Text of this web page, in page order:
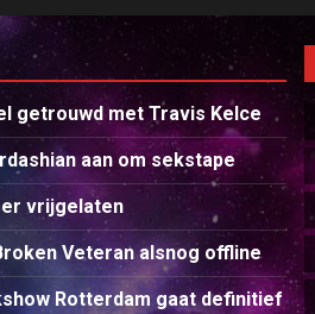
getrouwd met Travis Kelce
aan om sekstape
vrijgelaten
Veteran alsnog offline
Rotterdam gaat definitief